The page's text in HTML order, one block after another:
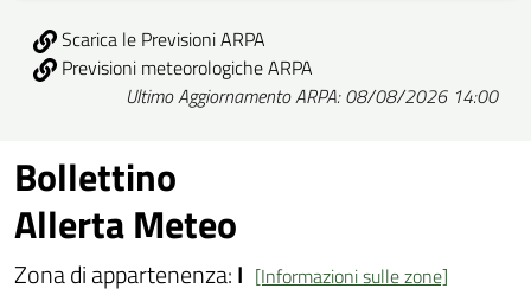
Scarica le Previsioni ARPA
Previsioni meteorologiche ARPA
Ultimo Aggiornamento ARPA: 08/08/2026 14:00
Bollettino
Allerta Meteo
Zona di appartenenza:I [Informazioni sulle zone]